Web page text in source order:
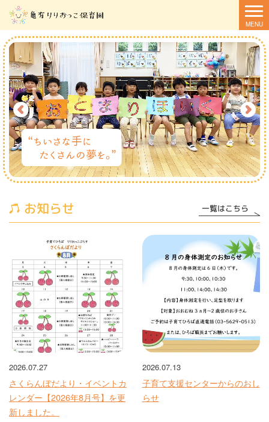
お知らせ 一覧はこちら
2026.07.27
さくらんぼだより・イベントカ
レンダー【2026年8月号】を更
新しました。
2026.07.13
子育て支援センターからのおし
らせ